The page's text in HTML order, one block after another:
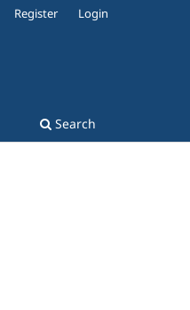
Search
Register Login